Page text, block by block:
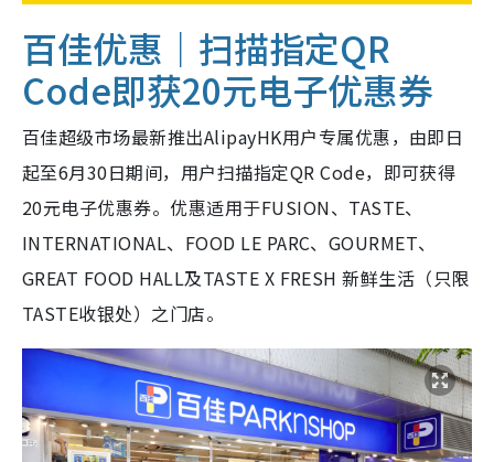
百佳优惠｜扫描指定QR
Code即获20元电子优惠券
百佳超级市场最新推出AlipayHK用户专属优惠，由即日
起至6月30日期间，用户扫描指定QR Code，即可获得
20元电子优惠券。优惠适用于FUSION、TASTE、
INTERNATIONAL、FOOD LE PARC、GOURMET、
GREAT FOOD HALL及TASTE X FRESH 新鲜生活（只限
TASTE收银处）之门店。